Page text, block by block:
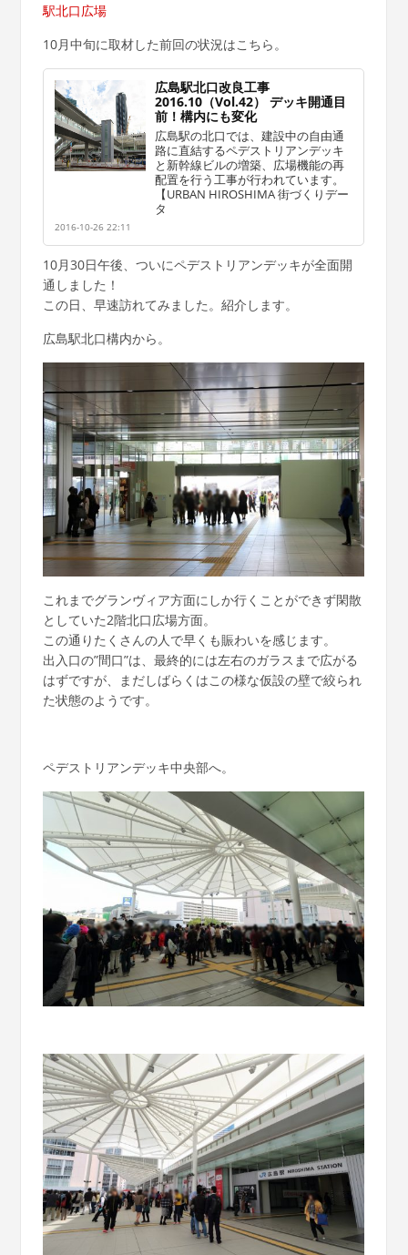
駅北口広場
10月中旬に取材した前回の状況はこちら。
広島駅北口改良工事
2016.10（Vol.42） デッキ開通目
前！構内にも変化
広島駅の北口では、建設中の自由通
路に直結するペデストリアンデッキ
と新幹線ビルの増築、広場機能の再
配置を行う工事が行われています。
【URBAN HIROSHIMA 街づくりデー
タ
2016-10-26 22:11
10月30日午後、ついにペデストリアンデッキが全面開
通しました！
この日、早速訪れてみました。紹介します。
広島駅北口構内から。
これまでグランヴィア方面にしか行くことができず閑散
としていた2階北口広場方面。
この通りたくさんの人で早くも賑わいを感じます。
出入口の”間口”は、最終的には左右のガラスまで広がる
はずですが、まだしばらくはこの様な仮設の壁で絞られ
た状態のようです。
ペデストリアンデッキ中央部へ。